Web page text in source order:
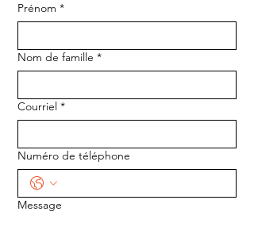
Prénom *
Nom de famille *
Courriel *
Numéro de téléphone
Message